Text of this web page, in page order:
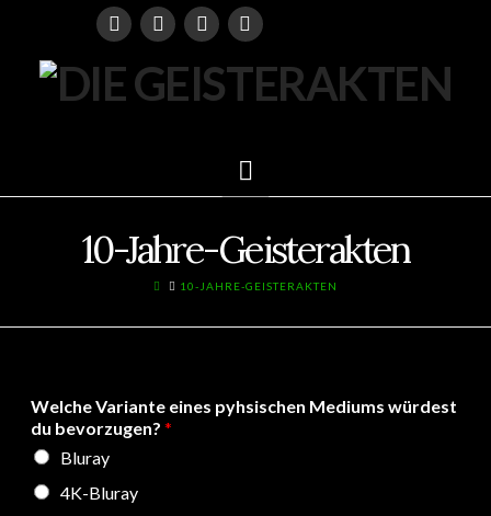
Navigation
10-Jahre-Geisterakten
HOME10-JAHRE-GEISTERAKTEN
Welche Variante eines pyhsischen Mediums würdest
du bevorzugen? *
Bluray
4K-Bluray